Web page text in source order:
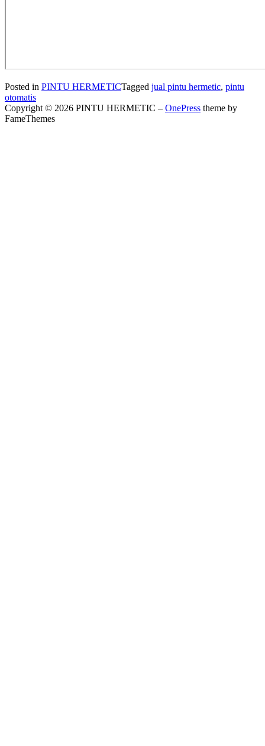
Posted in PINTU HERMETICTagged jual pintu hermetic, pintu
otomatis
Copyright © 2026 PINTU HERMETIC – OnePress theme by
FameThemes